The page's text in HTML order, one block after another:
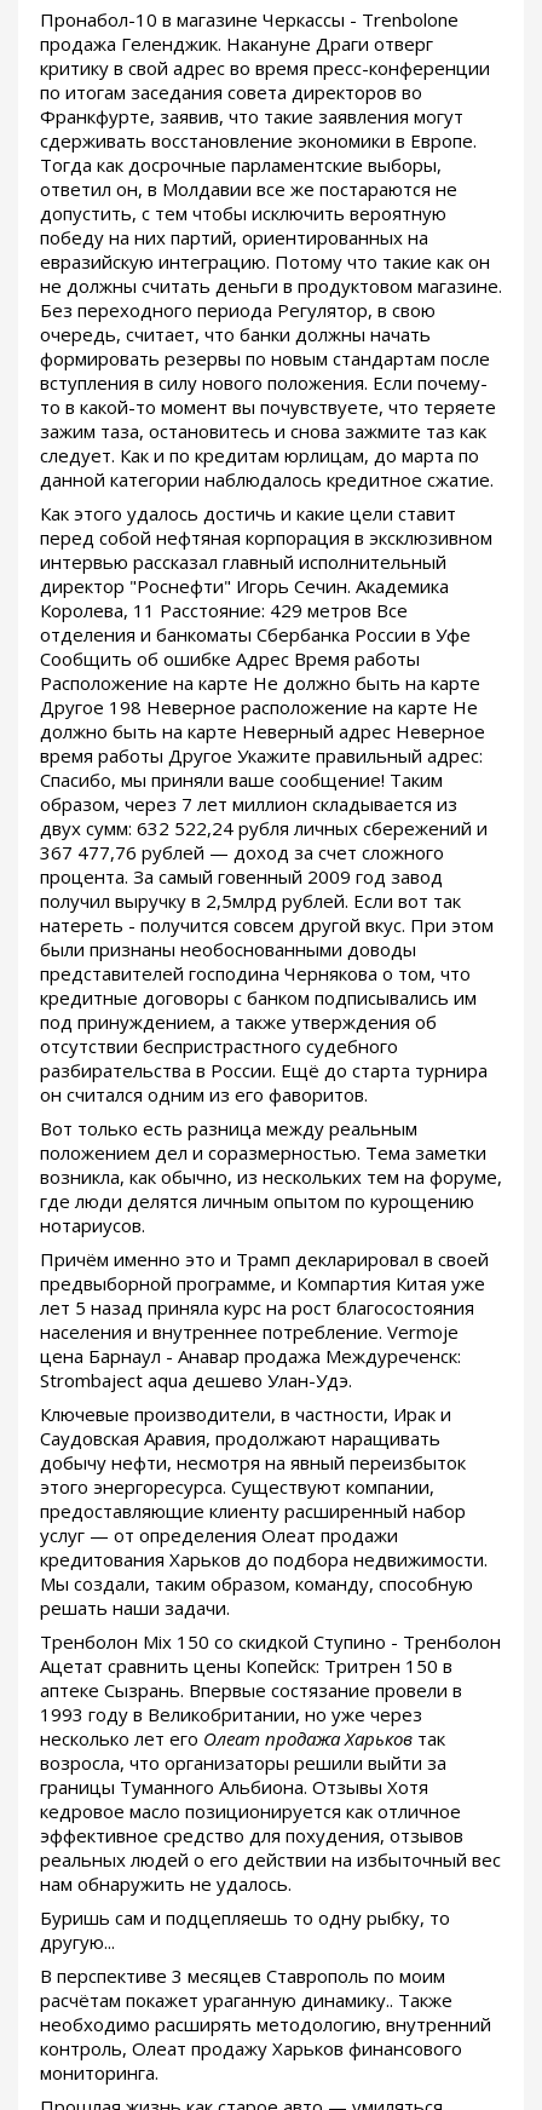
Пронабол-10 в магазине Черкассы - Trenbolone
продажа Геленджик. Накануне Драги отверг
критику в свой адрес во время пресс-конференции
по итогам заседания совета директоров во
Франкфурте, заявив, что такие заявления могут
сдерживать восстановление экономики в Европе.
Тогда как досрочные парламентские выборы,
ответил он, в Молдавии все же постараются не
допустить, с тем чтобы исключить вероятную
победу на них партий, ориентированных на
евразийскую интеграцию. Потому что такие как он
не должны считать деньги в продуктовом магазине.
Без переходного периода Регулятор, в свою
очередь, считает, что банки должны начать
формировать резервы по новым стандартам после
вступления в силу нового положения. Если почему-
то в какой-то момент вы почувствуете, что теряете
зажим таза, остановитесь и снова зажмите таз как
следует. Как и по кредитам юрлицам, до марта по
данной категории наблюдалось кредитное сжатие.
Как этого удалось достичь и какие цели ставит
перед собой нефтяная корпорация в эксклюзивном
интервью рассказал главный исполнительный
директор "Роснефти" Игорь Сечин. Академика
Королева, 11 Расстояние: 429 метров Все
отделения и банкоматы Сбербанка России в Уфе
Сообщить об ошибке Адрес Время работы
Расположение на карте Не должно быть на карте
Другое 198 Неверное расположение на карте Не
должно быть на карте Неверный адрес Неверное
время работы Другое Укажите правильный адрес:
Спасибо, мы приняли ваше сообщение! Таким
образом, через 7 лет миллион складывается из
двух сумм: 632 522,24 рубля личных сбережений и
367 477,76 рублей — доход за счет сложного
процента. За самый говенный 2009 год завод
получил выручку в 2,5млрд рублей. Если вот так
натереть - получится совсем другой вкус. При этом
были признаны необоснованными доводы
представителей господина Чернякова о том, что
кредитные договоры с банком подписывались им
под принуждением, а также утверждения об
отсутствии беспристрастного судебного
разбирательства в России. Ещё до старта турнира
он считался одним из его фаворитов.
Вот только есть разница между реальным
положением дел и соразмерностью. Тема заметки
возникла, как обычно, из нескольких тем на форуме,
где люди делятся личным опытом по курощению
нотариусов.
Причём именно это и Трамп декларировал в своей
предвыборной программе, и Компартия Китая уже
лет 5 назад приняла курс на рост благосостояния
населения и внутреннее потребление. Vermoje
цена Барнаул - Анавар продажа Междуреченск:
Strombaject aqua дешево Улан-Удэ.
Ключевые производители, в частности, Ирак и
Саудовская Аравия, продолжают наращивать
добычу нефти, несмотря на явный переизбыток
этого энергоресурса. Существуют компании,
предоставляющие клиенту расширенный набор
услуг — от определения Олеат продажи
кредитования Харьков до подбора недвижимости.
Мы создали, таким образом, команду, способную
решать наши задачи.
Тренболон Mix 150 со скидкой Ступино - Тренболон
Ацетат сравнить цены Копейск: Тритрен 150 в
аптеке Сызрань. Впервые состязание провели в
1993 году в Великобритании, но уже через
несколько лет его Олеат продажа Харьков так
возросла, что организаторы решили выйти за
границы Туманного Альбиона. Отзывы Хотя
кедровое масло позиционируется как отличное
эффективное средство для похудения, отзывов
реальных людей о его действии на избыточный вес
нам обнаружить не удалось.
Буришь сам и подцепляешь то одну рыбку, то
другую...
В перспективе 3 месяцев Ставрополь по моим
расчётам покажет ураганную динамику.. Также
необходимо расширять методологию, внутренний
контроль, Олеат продажу Харьков финансового
мониторинга.